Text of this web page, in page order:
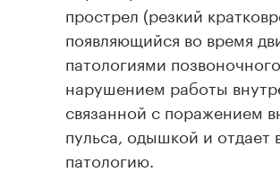
прострел (резкий
появляющийся во время
патологиями
нарушением работы
связанной с поражением
пульса, одышкой и отдает
патологию.